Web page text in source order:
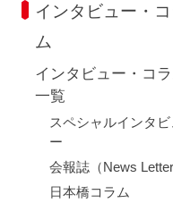
インタビュー・コ
ム
インタビュー・コ
一覧
スペシャルインタビ
ー
会報誌（News Letter
日本橋コラム